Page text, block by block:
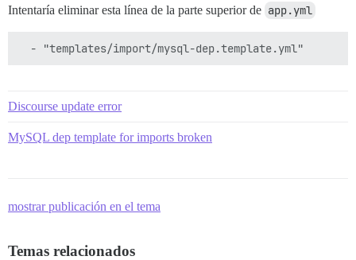
Intentaría eliminar esta línea de la parte superior de app.yml
Discourse update error
MySQL dep template for imports broken
mostrar publicación en el tema
Temas relacionados